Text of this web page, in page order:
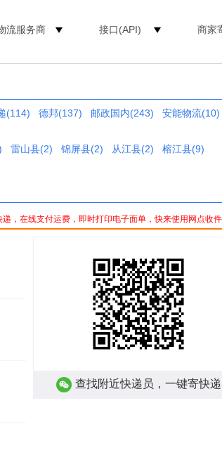
流服务商 接口(API) 商家
(114) 德邦(137) 邮政国内(243)
安能物流(10)
雷山县(2) 锦屏县(2) 从江县(2)
榕江县(9)
递，在线支付运费，即时打印电子面单，快来使用网点收
查找附近快递员，一键寄快递